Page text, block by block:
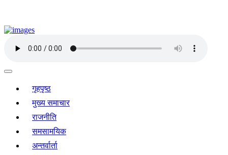
गृहपृष्ठ
मुख्य समाचार
राजनीति
समसामयिक
अन्तर्वार्ता